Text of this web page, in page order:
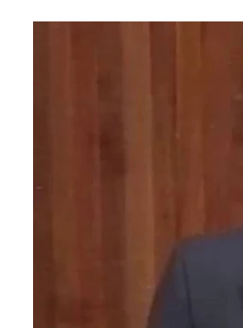
Maisha Yangu
MWANRI
Umaskini Na
Nilitafuta Mtoto
DKT. SIMBEYE